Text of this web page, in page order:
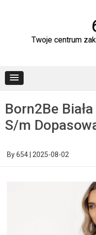
Twoje centrum
Born2Be
S/m
By654 2025-08-02